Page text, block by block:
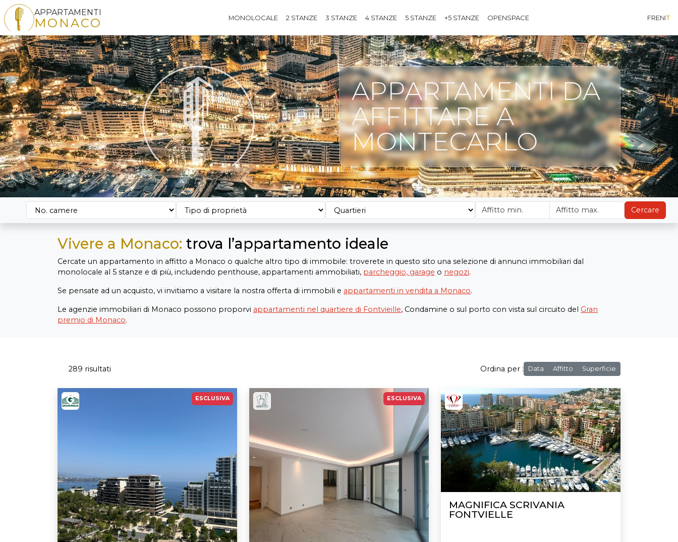
APPARTAMENTI
MONACO MONOLOCALE 2 STANZE 3 STANZE 4 STANZE 5 STANZE +5 STANZE OPENSPACE FRENIT
APPARTAMENTI DA
AFFITTARE A
MONTECARLO
Vivere a Monaco: trova l’appartamento ideale
Cercate un appartamento in affitto a Monaco o qualche altro tipo di immobile: troverete in questo sito una selezione di annunci immobiliari dal
monolocale al 5 stanze e di più, includendo penthouse, appartamenti ammobiliati, parcheggio, garage o negozi.
Se pensate ad un acquisto, vi invitiamo a visitare la nostra offerta di immobili e appartamenti in vendita a Monaco.
Le agenzie immobiliari di Monaco possono proporvi appartamenti nel quartiere di Fontvieille, Condamine o sul porto con vista sul circuito del Gran
premio di Monaco.
289 risultati Ordina per : Data Affitto Superficie
ESCLUSIVA ESCLUSIVA
MAGNIFICA SCRIVANIA
FONTVIELLE